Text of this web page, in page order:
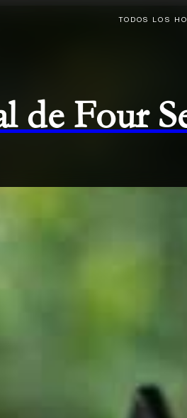
TODOS LOS
de Four